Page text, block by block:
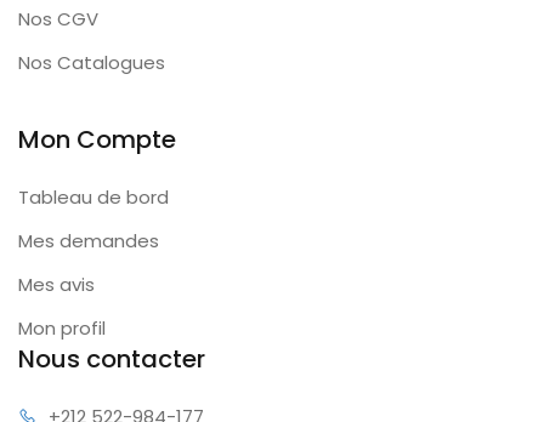
Nos CGV
Nos Catalogues
Mon Compte
Tableau de bord
Mes demandes
Mes avis
Mon profil
Nous contacter
+212 522-984-177